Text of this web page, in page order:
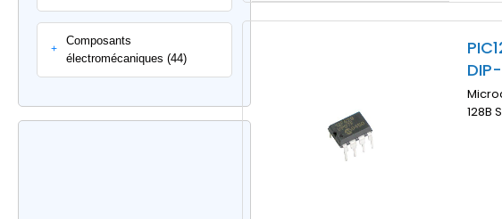
+
Composants
électromécaniques (44)
128B